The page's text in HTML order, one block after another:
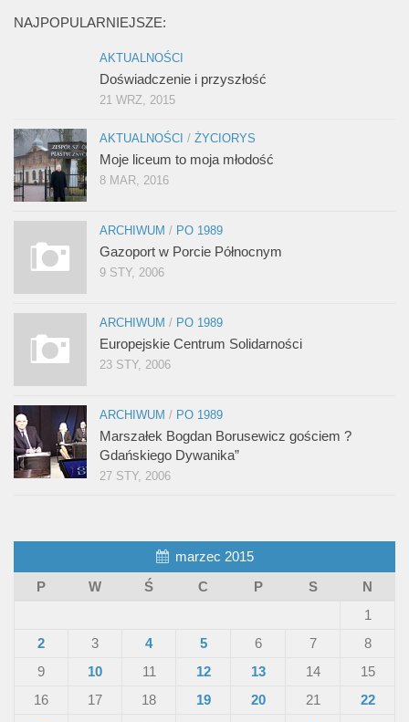
NAJPOPULARNIEJSZE:
AKTUALNOŚCI
Doświadczenie i przyszłość
21 WRZ, 2015
AKTUALNOŚCI / ŻYCIORYS
Moje liceum to moja młodość
8 MAR, 2016
ARCHIWUM / PO 1989
Gazoport w Porcie Północnym
9 STY, 2006
ARCHIWUM / PO 1989
Europejskie Centrum Solidarności
23 STY, 2006
ARCHIWUM / PO 1989
Marszałek Bogdan Borusewicz gościem ?
Gdańskiego Dywanika”
27 STY, 2006
marzec 2015
P
W Ś C P S
N
1
2
3 4 5 6 7
8
9
10 11 12 13 14
15
16
17 18 19 20 21
22